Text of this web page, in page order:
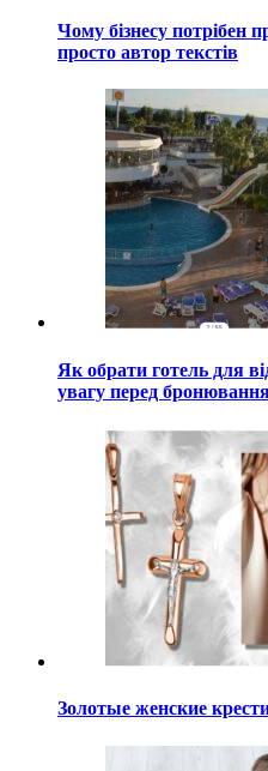
Чому бізнесу потрібен
просто автор текстів
Як обрати готель для
увагу перед
Золотые женские